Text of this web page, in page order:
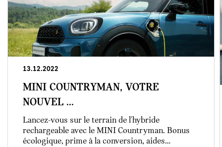
13.12.2022
MINI COUNTRYMAN, VOTRE
NOUVEL ...
Lancez-vous sur le terrain de l'hybride
rechargeable avec le MINI Countryman. Bonus
écologique, prime à la conversion, aides…